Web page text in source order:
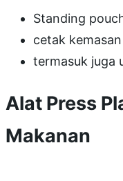
Standing
cetak
termasuk juga
Alat Press
Makanan